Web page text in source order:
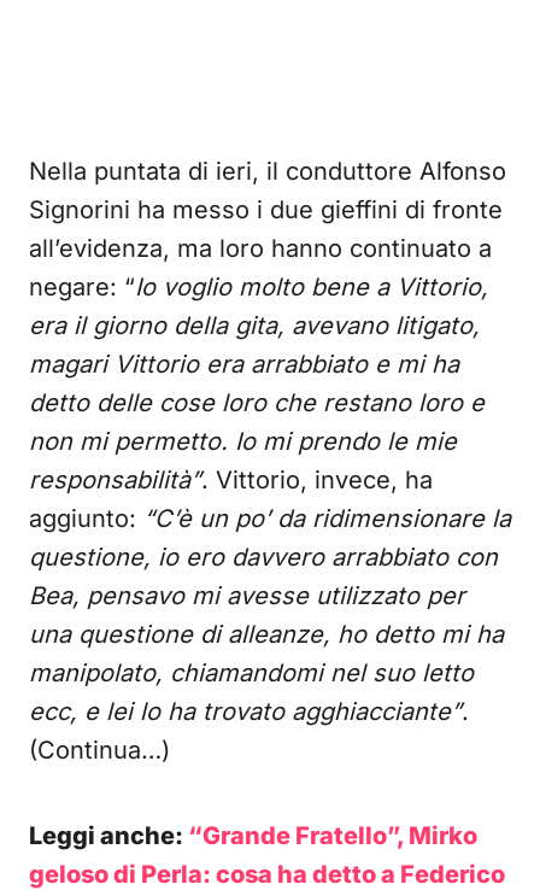
Nella puntata di ieri, il conduttore Alfonso
Signorini ha messo i due gieffini di fronte
all’evidenza, ma loro hanno continuato a
negare: “Io voglio molto bene a Vittorio,
era il giorno della gita, avevano litigato,
magari Vittorio era arrabbiato e mi ha
detto delle cose loro che restano loro e
non mi permetto. Io mi prendo le mie
responsabilità”. Vittorio, invece, ha
aggiunto: “C’è un po’ da ridimensionare la
questione, io ero davvero arrabbiato con
Bea, pensavo mi avesse utilizzato per
una questione di alleanze, ho detto mi ha
manipolato, chiamandomi nel suo letto
ecc, e lei lo ha trovato agghiacciante”.
(Continua…)
Leggi anche: “Grande Fratello”, Mirko
geloso di Perla: cosa ha detto a Federico